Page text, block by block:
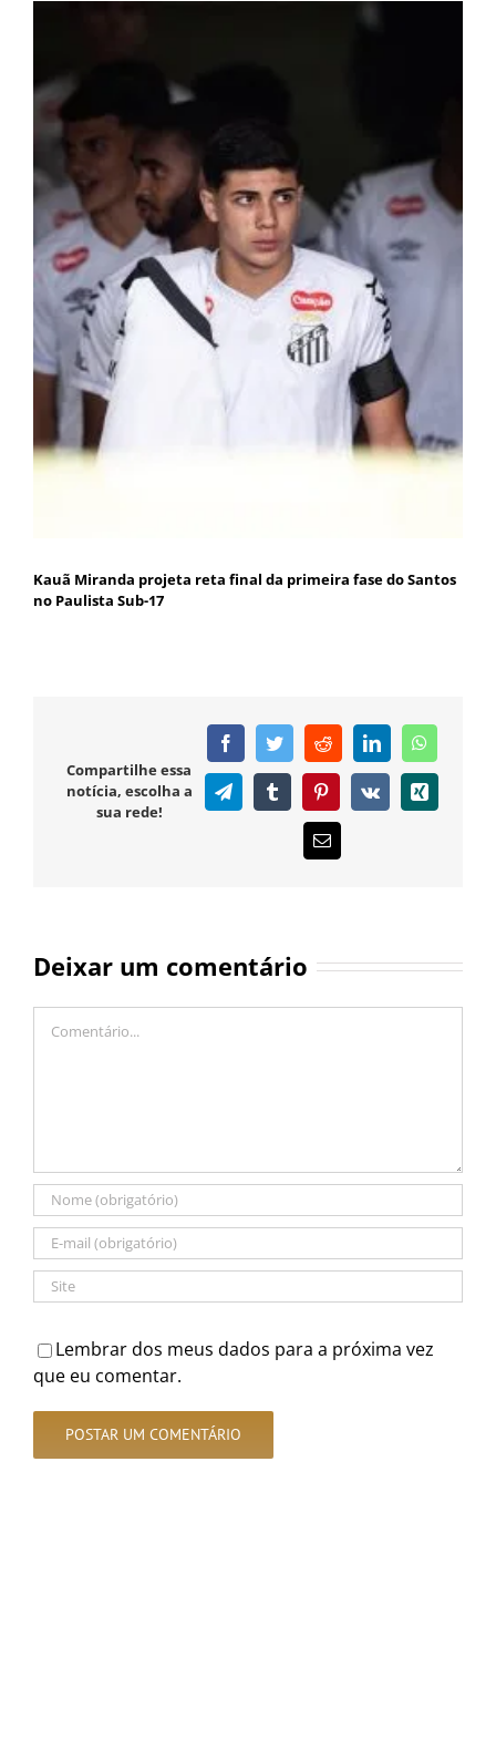
Kauã Miranda projeta reta final da primeira fase do Santos
no Paulista Sub-17
Compartilhe essa
notícia, escolha a
sua rede!
FacebookTwitterRedditLinkedIn
TelegramTumblr PinterestVk Xing
E-
mail
Deixar um comentário
Lembrar dos meus dados para a próxima vez
que eu comentar.